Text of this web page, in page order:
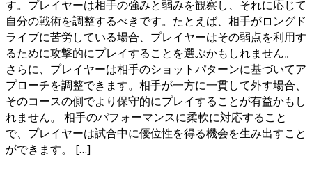
す。プレイヤーは相手の強みと弱みを観察し、それに応じて
自分の戦術を調整するべきです。たとえば、相手がロングド
ライブに苦労している場合、プレイヤーはその弱点を利用す
るために攻撃的にプレイすることを選ぶかもしれません。
さらに、プレイヤーは相手のショットパターンに基づいてア
プローチを調整できます。相手が一方に一貫して外す場合、
そのコースの側でより保守的にプレイすることが有益かもし
れません。 相手のパフォーマンスに柔軟に対応すること
で、プレイヤーは試合中に優位性を得る機会を生み出すこと
ができます。 […]